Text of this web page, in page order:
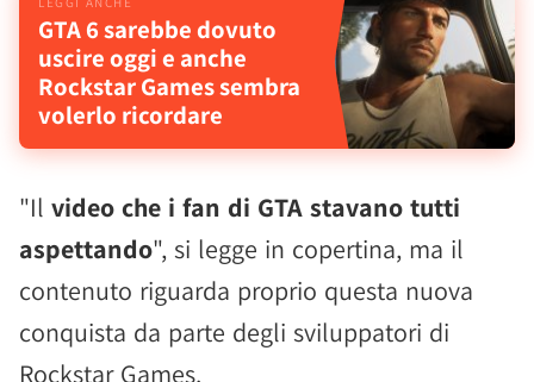
GTA 6 sarebbe dovuto
uscire oggi e anche
Rockstar Games sembra
volerlo ricordare
"Il video che i fan di GTA stavano tutti
aspettando", si legge in copertina, ma il
contenuto riguarda proprio questa nuova
conquista da parte degli sviluppatori di
Rockstar Games.